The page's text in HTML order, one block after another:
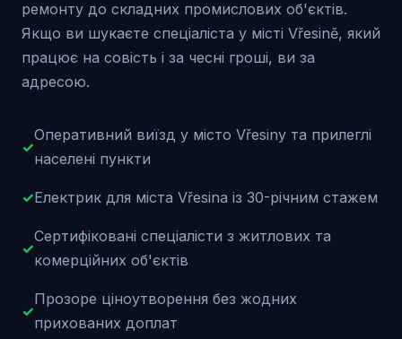
ремонту до складних промислових об'єктів.
Якщо ви шукаєте спеціаліста у місті Vřesině, який
працює на совість і за чесні гроші, ви за
адресою.
✓
Оперативний виїзд у місто Vřesiny та прилеглі
населені пункти
✓Електрик для міста Vřesina із 30-річним стажем
✓
Сертифіковані спеціалісти з житлових та
комерційних об'єктів
✓
Прозоре ціноутворення без жодних
прихованих доплат